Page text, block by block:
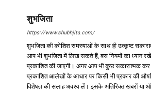
शुभजिता
https://www.shubhjita.com/
शुभजिता की कोशिश समस्याओं के साथ ही उत्कृष्ट
आप भी शुभजिता में लिख सकते हैं, बस नियमों का ध्यान
प्रकाशित की जाएगी। अगर आप भी कुछ सकारात्मक
प्रकाशित आलेखों के आधार पर किसी भी प्रकार की
विशेषज्ञ की सलाह अवश्य लें। इसके अतिरिक्त खबरों